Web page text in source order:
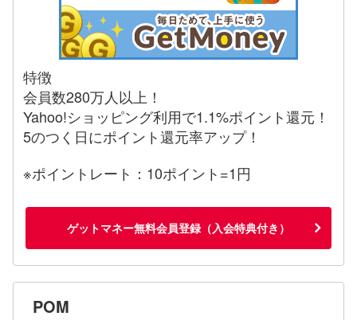
特徴
会員数280万人以上！
Yahoo!ショッピング利用で1.1%ポイント還元！
5のつく日にポイント還元率アップ！
※ポイントレート：10ポイント=1円
ゲットマネー無料会員登録（入会特典付き）
POM